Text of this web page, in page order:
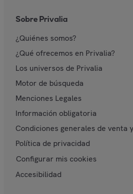
Sobre Privalia
¿Quiénes somos?
¿Qué ofrecemos en Privalia?
Los universos de Privalia
Motor de búsqueda
Menciones Legales
Información obligatoria
Condiciones generales de venta
Política de privacidad
Configurar mis cookies
Accesibilidad